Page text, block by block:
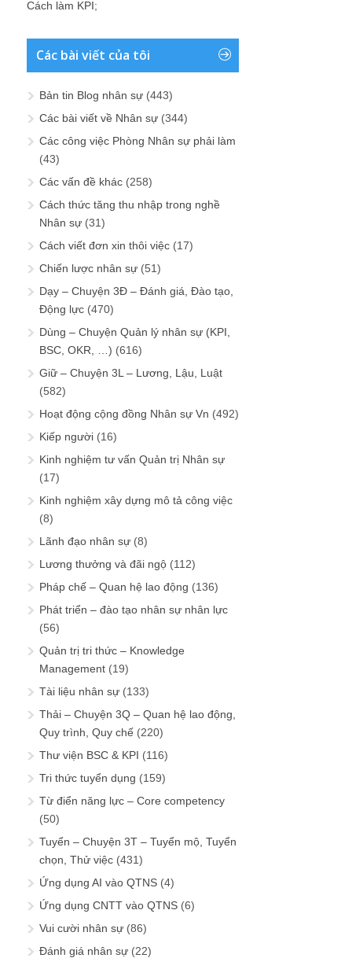
Cách làm KPI;
Các bài viết của tôi
Bản tin Blog nhân sự (443)
Các bài viết về Nhân sự (344)
Các công việc Phòng Nhân sự phải làm
(43)
Các vấn đề khác (258)
Cách thức tăng thu nhập trong nghề
Nhân sự (31)
Cách viết đơn xin thôi việc (17)
Chiến lược nhân sự (51)
Dạy – Chuyện 3Đ – Đánh giá, Đào tạo,
Động lực (470)
Dùng – Chuyện Quản lý nhân sự (KPI,
BSC, OKR, …) (616)
Giữ – Chuyện 3L – Lương, Lậu, Luật
(582)
Hoạt động cộng đồng Nhân sự Vn (492)
Kiếp người (16)
Kinh nghiệm tư vấn Quản trị Nhân sự
(17)
Kinh nghiệm xây dựng mô tả công việc
(8)
Lãnh đạo nhân sự (8)
Lương thưởng và đãi ngộ (112)
Pháp chế – Quan hệ lao động (136)
Phát triển – đào tạo nhân sự nhân lực
(56)
Quản trị tri thức – Knowledge
Management (19)
Tài liệu nhân sự (133)
Thải – Chuyện 3Q – Quan hệ lao động,
Quy trình, Quy chế (220)
Thư viện BSC & KPI (116)
Tri thức tuyển dụng (159)
Từ điển năng lực – Core competency
(50)
Tuyển – Chuyện 3T – Tuyển mộ, Tuyển
chọn, Thử việc (431)
Ứng dụng AI vào QTNS (4)
Ứng dụng CNTT vào QTNS (6)
Vui cười nhân sự (86)
Đánh giá nhân sự (22)